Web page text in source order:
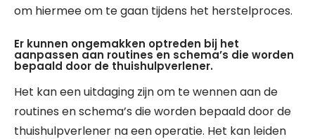
om hiermee om te gaan tijdens het herstelproces.
Er kunnen ongemakken optreden bij het
aanpassen aan routines en schema’s die worden
bepaald door de thuishulpverlener.
Het kan een uitdaging zijn om te wennen aan de
routines en schema’s die worden bepaald door de
thuishulpverlener na een operatie. Het kan leiden